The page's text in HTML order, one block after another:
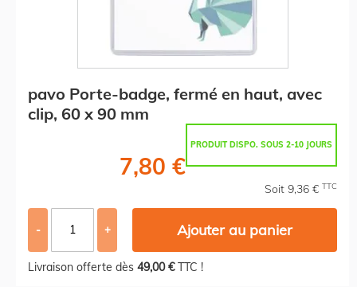
pavo Porte-badge, fermé en haut, avec
clip, 60 x 90 mm
PRODUIT DISPO. SOUS 2-10 JOURS
7,80 €
Soit 9,36 € TTC
- + Ajouter au panier
Livraison offerte dès 49,00 €TTC !